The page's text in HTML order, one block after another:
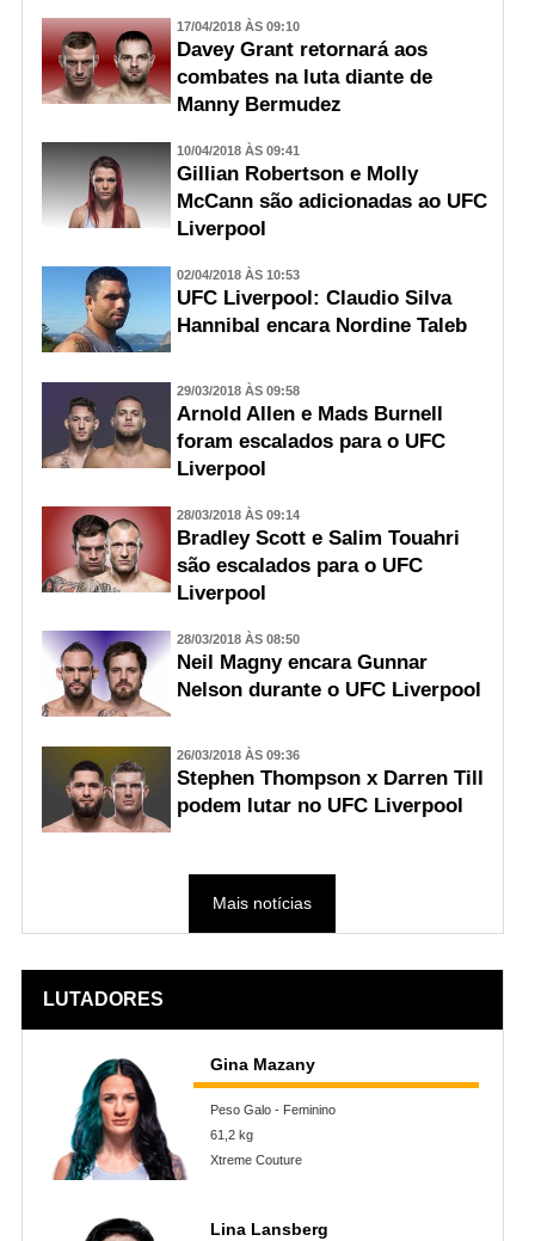
17/04/2018 ÀS 09:10
Davey Grant retornará aos
combates na luta diante de
Manny Bermudez
10/04/2018 ÀS 09:41
Gillian Robertson e Molly
McCann são adicionadas ao UFC
Liverpool
02/04/2018 ÀS 10:53
UFC Liverpool: Claudio Silva
Hannibal encara Nordine Taleb
29/03/2018 ÀS 09:58
Arnold Allen e Mads Burnell
foram escalados para o UFC
Liverpool
28/03/2018 ÀS 09:14
Bradley Scott e Salim Touahri
são escalados para o UFC
Liverpool
28/03/2018 ÀS 08:50
Neil Magny encara Gunnar
Nelson durante o UFC Liverpool
26/03/2018 ÀS 09:36
Stephen Thompson x Darren Till
podem lutar no UFC Liverpool
Mais notícias
LUTADORES
Gina Mazany
Peso Galo - Feminino
61,2 kg
Xtreme Couture
Lina Lansberg